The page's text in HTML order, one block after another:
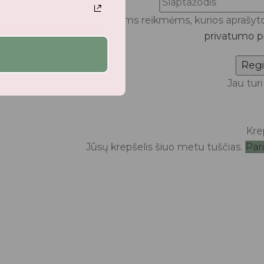
valdymui bei kitoms reikmėms, kurios
privatumo
Jau
Jūsų krepšelis šiuo metu tuščias.